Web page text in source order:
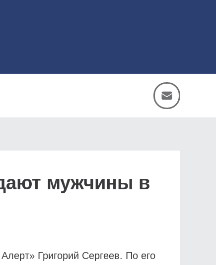
мужчины в
Григорий Сергеев. По его